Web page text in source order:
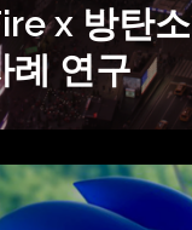
x 방탄소
례 연구